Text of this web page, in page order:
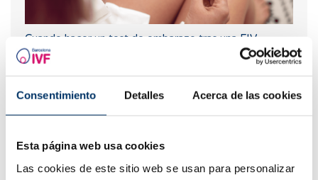
Consentimiento Detalles Acerca de las cookies
Esta página web usa cookies
Las cookies de este sitio web se usan para personalizar
Cuando hacer un test de embarazo tras una FIV